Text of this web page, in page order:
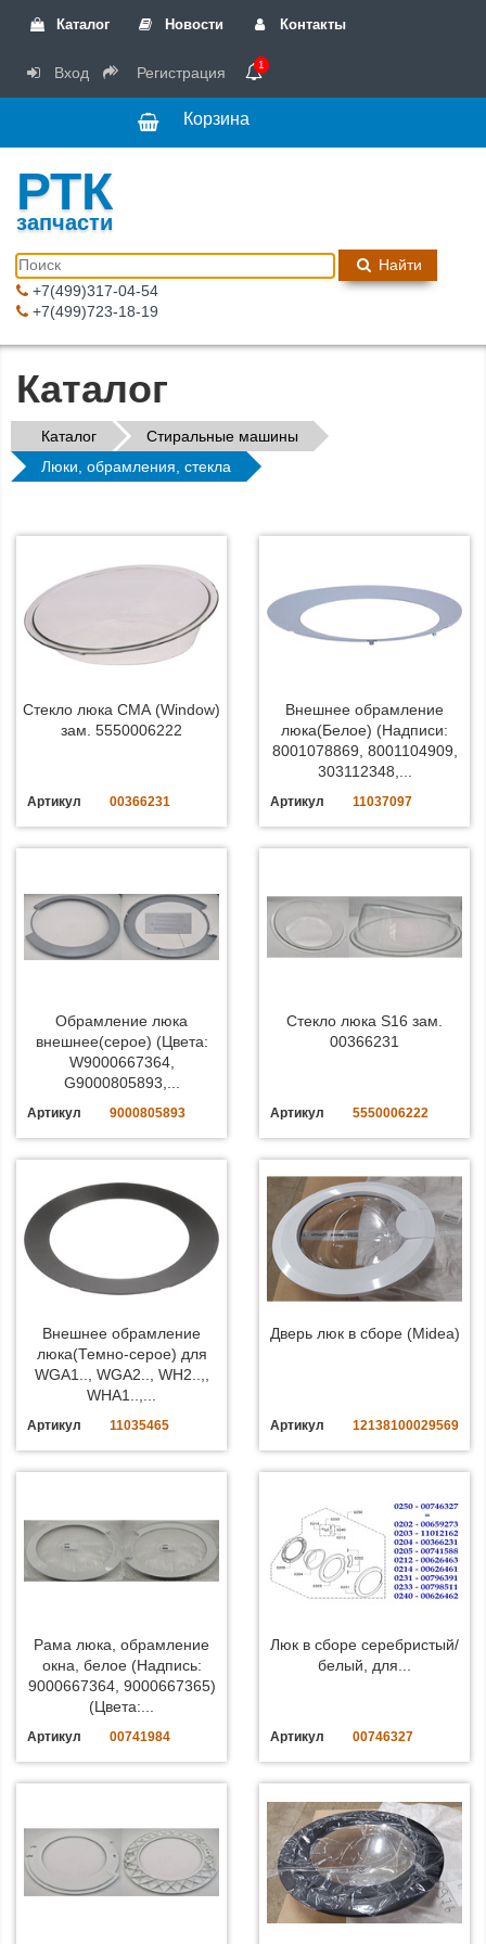
Каталог Новости Контакты
Вход Регистрация 1
Корзина
РТК
запчасти
Найти
+7(499)317-04-54
+7(499)723-18-19
Каталог
Каталог
Стиральные машины
Люки, обрамления, стекла
Стекло люка СМА (Window)
зам. 5550006222
Артикул 00366231
Внешнее обрамление
люка(Белое) (Надписи:
8001078869, 8001104909,
303112348,...
Артикул 11037097
Обрамление люка
внешнее(серое) (Цвета:
W9000667364,
G9000805893,...
Артикул 9000805893
Стекло люка S16 зам.
00366231
Артикул 5550006222
Внешнее обрамление
люка(Темно-серое) для
WGA1.., WGA2.., WH2..,,
WHA1..,...
Артикул 11035465
Дверь люк в сборе (Midea)
Артикул 12138100029569
Рама люка, обрамление
окна, белое (Надпись:
9000667364, 9000667365)
(Цвета:...
Артикул 00741984
Люк в сборе серебристый/
белый, для...
Артикул 00746327